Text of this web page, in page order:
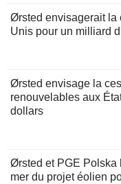
Ørsted envisagerait la
Unis pour un milliard
Ørsted envisage la
renouvelables aux
dollars
Ørsted et PGE Polska
mer du projet éolien